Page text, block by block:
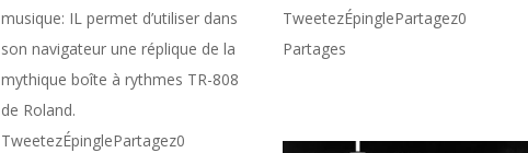
TweetezÉpinglePartagez0
Partages
musique: IL permet d’utiliser dans
son navigateur une réplique de la
mythique boîte à rythmes TR-808
de Roland.
TweetezÉpinglePartagez0